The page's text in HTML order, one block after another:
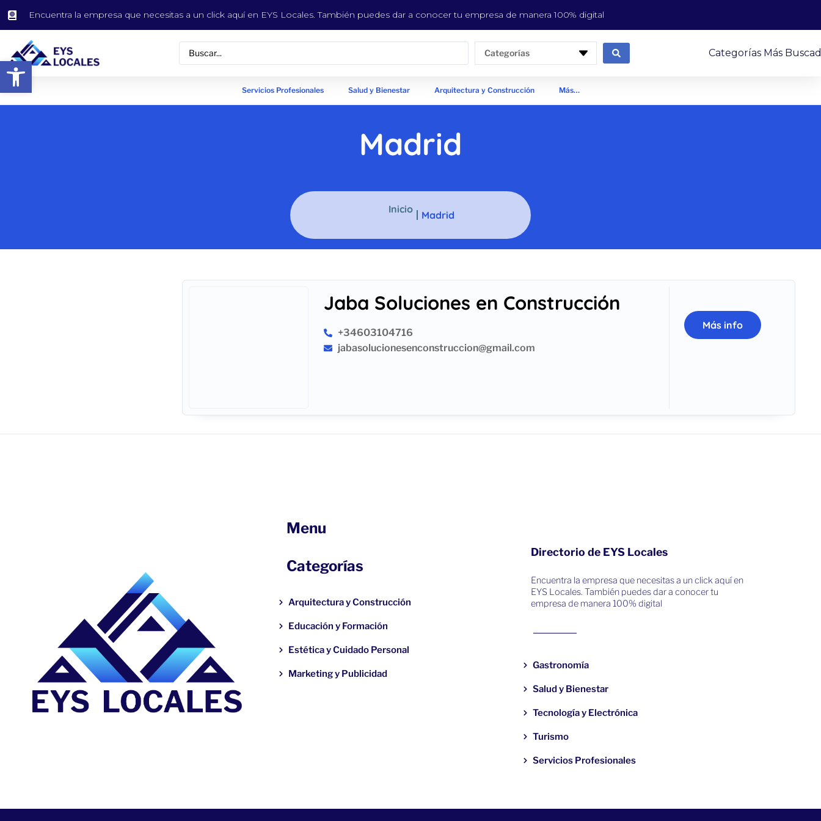
Abrir barra de herramientas
Encuentra la empresa que necesitas a un click aquí en EYS Locales. También puedes dar a conocer tu empresa de manera 100% digital
Categorías Categorías Más
Servicios Profesionales Salud y Bienestar Arquitectura y Construcción Más…
Madrid
Inicio Madrid
Jaba Soluciones en Construcción
+34603104716
jabasolucionesenconstruccion@gmail.com
Más info
Menu
Categorías
Arquitectura y Construcción
Educación y Formación
Estética y Cuidado Personal
Marketing y Publicidad
Directorio de EYS Locales
Encuentra la empresa que necesitas a un click aquí en
EYS Locales. También puedes dar a conocer tu
empresa de manera 100% digital
Gastronomía
Salud y Bienestar
Tecnología y Electrónica
Turismo
Servicios Profesionales